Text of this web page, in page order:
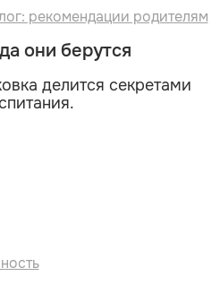
рекомендации родителям
они берутся
делится секретами